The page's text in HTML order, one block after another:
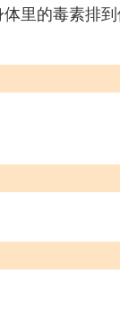
里的毒素排